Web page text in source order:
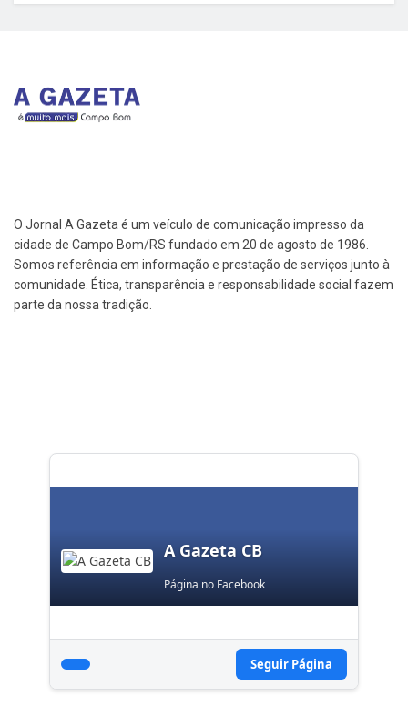
O Jornal A Gazeta é um veículo de comunicação impresso da
cidade de Campo Bom/RS fundado em 20 de agosto de 1986.
Somos referência em informação e prestação de serviços junto à
comunidade. Ética, transparência e responsabilidade social fazem
parte da nossa tradição.
A Gazeta CB
Página no Facebook
Seguir Página